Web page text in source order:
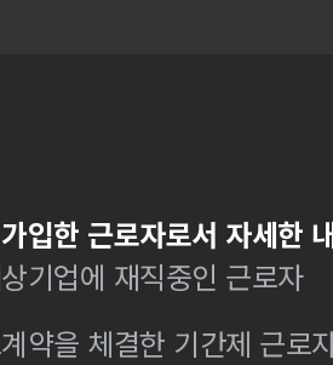
입한 근로자로서 자세한
기업에 재직중인 근로자
약을 체결한 기간제 근로